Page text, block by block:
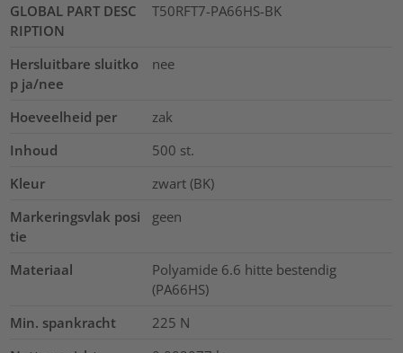
GLOBAL PART DESC
RIPTION
T50RFT7-PA66HS-BK
Hersluitbare sluitko
p ja/nee
nee
Hoeveelheid per
zak
Inhoud
500 st.
Kleur
zwart (BK)
Markeringsvlak posi
tie
geen
Materiaal
Polyamide 6.6 hitte bestendig
(PA66HS)
Min. spankracht
225 N